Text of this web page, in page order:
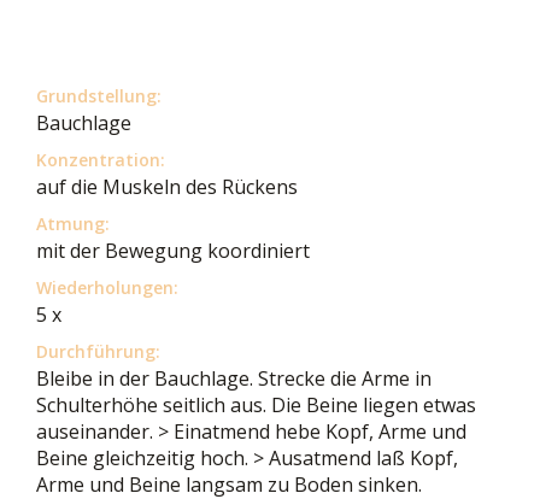
Grundstellung:
Bauchlage
Konzentration:
auf die Muskeln des Rückens
Atmung:
mit der Bewegung koordiniert
Wiederholungen:
5 x
Durchführung:
Bleibe in der Bauchlage. Strecke die Arme in
Schulterhöhe seitlich aus. Die Beine liegen etwas
auseinander. > Einatmend hebe Kopf, Arme und
Beine gleichzeitig hoch. > Ausatmend laß Kopf,
Arme und Beine langsam zu Boden sinken.